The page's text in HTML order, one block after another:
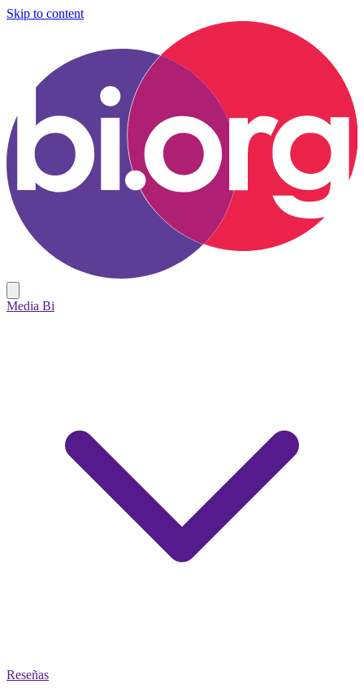
Skip to content
Media Bi
Reseñas